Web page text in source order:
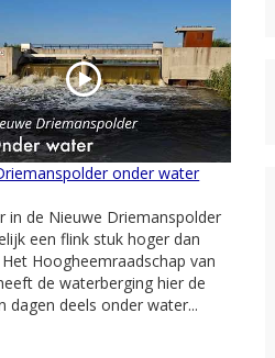
onder water
in de Nieuwe Driemanspolder
een flink stuk hoger dan
Hoogheemraadschap van
de waterberging hier de
dagen deels onder water...